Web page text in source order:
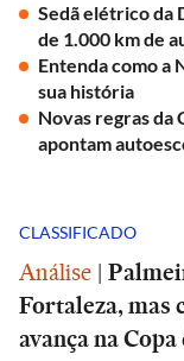
Sedã elétrico da
de 1.000 km de
Entenda como a
sua história
Novas regras da
apontam
CLASSIFICADO
Análise |
Fortaleza, mas
avança na